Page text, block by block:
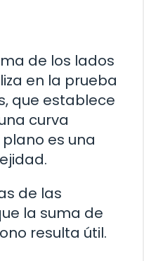
de los lados
en la prueba
que establece
curva
es una
de las
la suma de
resulta útil.